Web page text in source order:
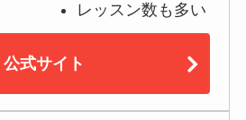
レッスン数も多い
公式サイト